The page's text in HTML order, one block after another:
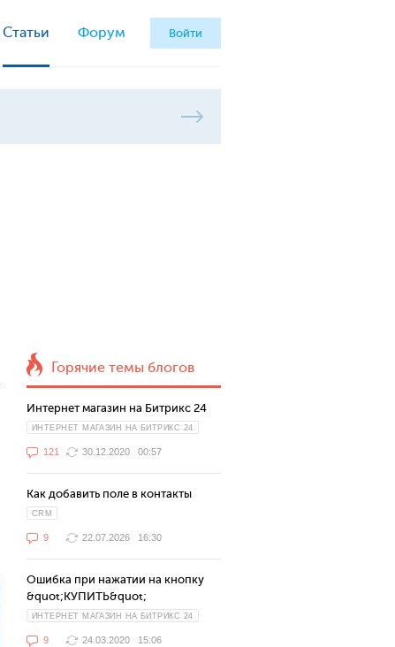
Статьи Форум Войти
Горячие темы блогов
Интернет магазин на Битрикс 24
ИНТЕРНЕТ МАГАЗИН НА БИТРИКС 24
121 30.12.2020 00:57
Как добавить поле в контакты
CRM
9 22.07.2026 16:30
Ошибка при нажатии на кнопку
&quot;КУПИТЬ&quot;
ИНТЕРНЕТ МАГАЗИН НА БИТРИКС 24
9 24.03.2020 15:06